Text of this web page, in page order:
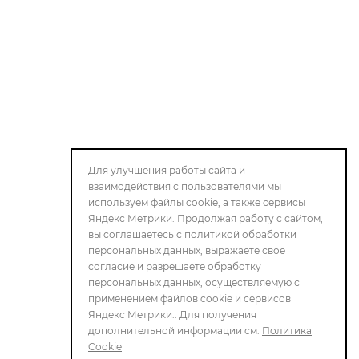
Для улучшения работы сайта и
взаимодействия с пользователями мы
используем файлы cookie, а также сервисы
Яндекс Метрики. Продолжая работу с сайтом,
вы соглашаетесь с политикой обработки
персональных данных, выражаете свое
согласие и разрешаете обработку
персональных данных, осуществляемую с
применением файлов cookie и сервисов
Яндекс Метрики.. Для получения
дополнительной информации см. Политика
Cookie